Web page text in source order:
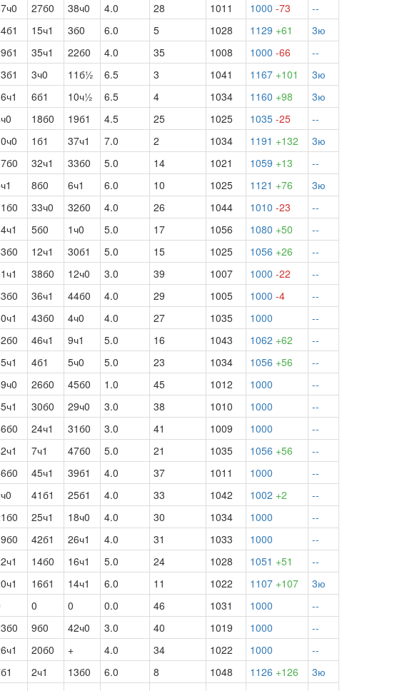
27б0 38ч0 4.0 28 1011 1000 -73
--
15ч1 3б0 6.0 5 1028 1129 +61
3ю
35ч1 22б0 4.0 35 1008 1000 -66
--
3ч0 11б½ 6.5 3 1041 1167 +101
3ю
6б1 10ч½ 6.5 4 1034 1160 +98
3ю
18б0 19б1 4.5 25 1025 1035 -25
--
1б1 37ч1 7.0 2 1034 1191 +132
3ю
32ч1 33б0 5.0 14 1021 1059 +13
--
8б0 6ч1 6.0 10 1025 1121 +76
3ю
33ч0 32б0 4.0 26 1044 1010 -23
--
5б0 1ч0 5.0 17 1056 1080 +50
--
12ч1 30б1 5.0 15 1025 1056 +26
--
38б0 12ч0 3.0 39 1007 1000 -22
--
36ч1 44б0 4.0 29 1005 1000 -4
--
43б0 4ч0 4.0 27 1035 1000
--
46ч1 9ч1 5.0 16 1043 1062 +62
--
4б1 5ч0 5.0 23 1034 1056 +56
--
26б0 45б0 1.0 45 1012 1000
--
30б0 29ч0 3.0 38 1010 1000
--
24ч1 31б0 3.0 41 1009 1000
--
7ч1 47б0 5.0 21 1035 1056 +56
--
45ч1 39б1 4.0 37 1011 1000
--
41б1 25б1 4.0 33 1042 1002 +2
--
25ч1 18ч0 4.0 30 1034 1000
--
42б1 26ч1 4.0 31 1033 1000
--
14б0 16ч1 5.0 24 1028 1051 +51
--
16б1 14ч1 6.0 11 1022 1107 +107
3ю
0 0 0.0 46 1031 1000
--
9б0 42ч0 3.0 40 1019 1000
--
20б0 + 4.0 34 1022 1000
--
2ч1 13б0 6.0 8 1048 1126 +126
3ю